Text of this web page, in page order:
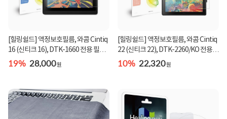
[힐링쉴드] 액정보호필름, 와콤 Cintiq
16 (신티크 16), DTK-1660 전용 필름,
힐링쉴...
19% 28,000원
[힐링쉴드] 액정보호필름, 와콤 Cintiq
22 (신티크 22), DTK-2260/KO 전용
필름, 힐...
10% 22,320원